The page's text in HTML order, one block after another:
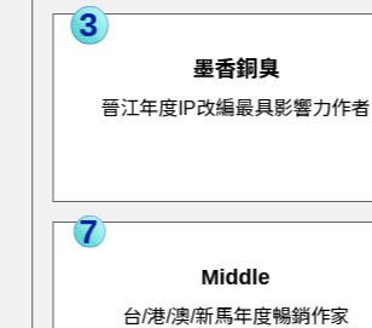
3
墨香銅臭
晉江年度IP改編最具影響力作者
7
Middle
台/港/澳/新馬年度暢銷作家